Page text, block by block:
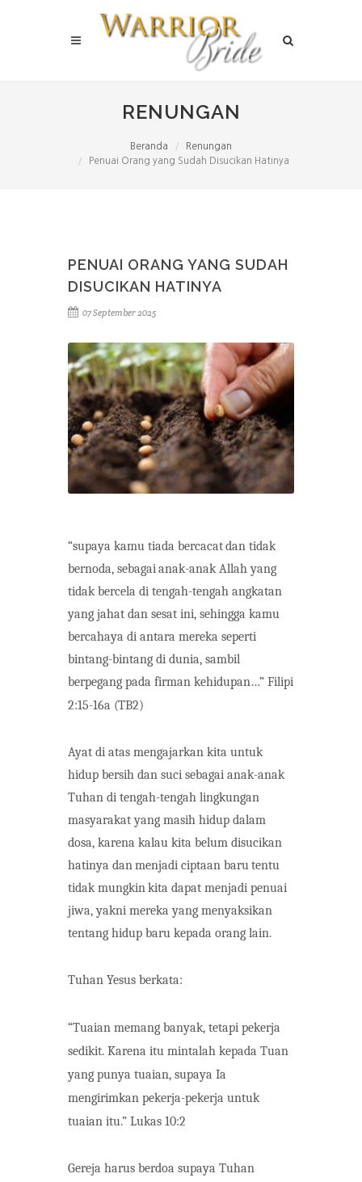
RENUNGAN
Beranda
Renungan
Penuai Orang yang Sudah Disucikan Hatinya
PENUAI ORANG YANG SUDAH
DISUCIKAN HATINYA
07 September 2025
“supaya kamu tiada bercacat dan tidak
bernoda, sebagaianak-anak Allahyang
tidak bercela di tengah-tengah angkatan
yang jahat dan sesat ini, sehingga kamu
bercahaya di antara mereka seperti
bintang-bintang di dunia, sambil
berpegang pada firman kehidupan…” Filipi
2:15-16a (TB2)
Ayat di atas mengajarkan kita untuk
hidup bersih dan suci sebagai anak-anak
Tuhan di tengah-tengah lingkungan
masyarakat yang masih hidup dalam
dosa, karena kalau kita belum disucikan
hatinya dan menjadi ciptaan baru tentu
tidak mungkin kita dapat menjadi penuai
jiwa, yakni mereka yang menyaksikan
tentang hidup baru kepada orang lain.
Tuhan Yesus berkata:
“Tuaian memang banyak, tetapi pekerja
sedikit. Karena itu mintalah kepada Tuan
yang punya tuaian, supaya Ia
mengirimkan pekerja-pekerja untuk
tuaian itu.” Lukas 10:2
Gereja harus berdoa supaya Tuhan